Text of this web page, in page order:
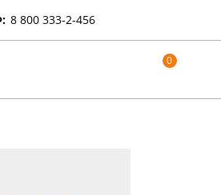
8 800 333-2-456
0